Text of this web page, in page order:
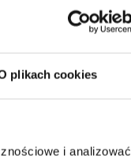
plikach cookies
i analizować